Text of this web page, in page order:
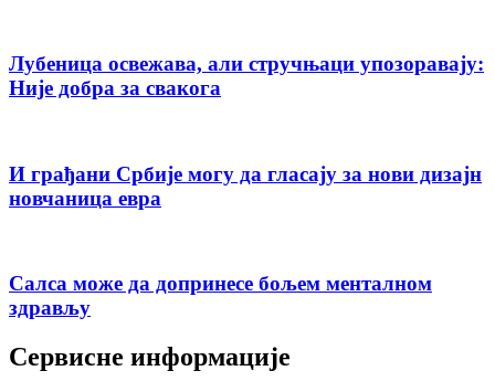
Лубеница освежава, али стручњаци упозоравају:
Није добра за свакога
И грађани Србије могу да гласају за нови дизајн
новчаница евра
Салса може да допринесе бољем менталном
здрављу
Сервисне информације